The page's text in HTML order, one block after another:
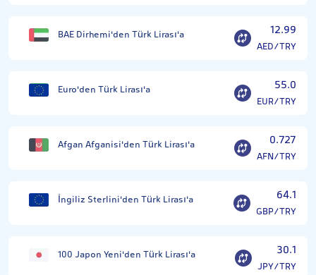
BAE Dirhemi'den Türk Lirası'a 12.99
AED/TRY
Euro'den Türk Lirası'a 55.0
EUR/TRY
Afgan Afganisi'den Türk Lirası'a 0.727
AFN/TRY
İngiliz Sterlini'den Türk Lirası'a 64.1
GBP/TRY
100 Japon Yeni'den Türk Lirası'a 30.1
JPY/TRY